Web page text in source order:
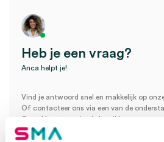
Heb je een vraag?
Anca helpt je!
Vind je antwoord snel en makkelijk op
Of contacteer ons via een van de
Onze klantenservice is bereikbaar van
08:30 tot 17:00